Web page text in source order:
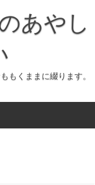
あやし
もくままに綴ります。